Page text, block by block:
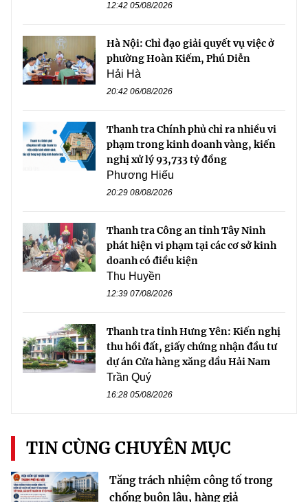
12:42 05/08/2026
Hà Nội: Chỉ đạo giải quyết vụ việc ở
phường Hoàn Kiếm, Phú Diễn
Hải Hà
20:42 06/08/2026
Thanh tra Chính phủ chỉ ra nhiều vi
phạm trong kinh doanh vàng, kiến
nghị xử lý 93,733 tỷ đồng
Phương Hiếu
20:29 08/08/2026
Thanh tra Công an tỉnh Tây Ninh
phát hiện vi phạm tại các cơ sở kinh
doanh có điều kiện
Thu Huyền
12:39 07/08/2026
Thanh tra tỉnh Hưng Yên: Kiến nghị
thu hồi đất, giấy chứng nhận đầu tư
dự án Cửa hàng xăng dầu Hải Nam
Trần Quý
16:28 05/08/2026
TIN CÙNG CHUYÊN MỤC
Tăng trách nhiệm công tố trong
chống buôn lậu, hàng giả